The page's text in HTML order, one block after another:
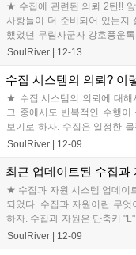
★ 수집에 관련된 의뢰 2탄!!
사항들이 더 준비되어 있는지
했었던 무림사군자 강호풍운
군자의 유물 의뢰에서 그것들을
SoulRiver 12-13
수집 시스템의 의뢰? 이
★ 수집 시스템의 의뢰에 대해
그 중에서도 반복적인 수행
보기로 하자. 수집은 일정한
시스템이다. 단, 주의할 점은...
SoulRiver 12-09
최근 업데이트된 수집과
★ 수집과 자원 시스템 업데이
되었다. 수집과 자원이란 무
하자. 수집과 자원은 단축키
으며, 오직 합비...
SoulRiver 12-09